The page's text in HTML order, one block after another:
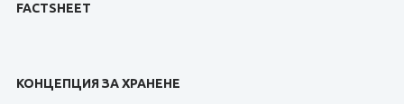
FACTSHEET
КОНЦЕПЦИЯ ЗА ХРАНЕНЕ